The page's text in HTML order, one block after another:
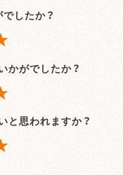
したか？
かがでしたか？
と思われますか？